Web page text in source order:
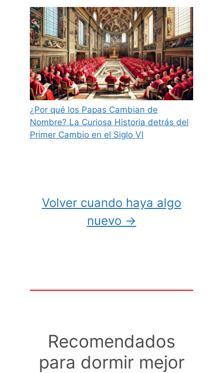
¿Por qué los Papas Cambian de
Nombre? La Curiosa Historia detrás del
Primer Cambio en el Siglo VI
Volver cuando haya algo
nuevo →
Recomendados
para dormir mejor